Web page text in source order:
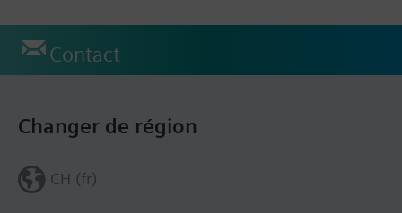
Contact
Changer de région
CH (fr)